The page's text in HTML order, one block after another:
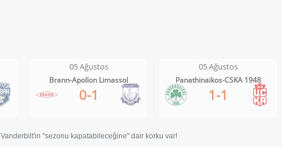
05 Ağustos
Brann-Apollon Limassol
0-1
05 Ağustos
Panathinaikos-CSKA 1948
1-1
Vanderbilt'in "sezonu kapatabileceğine" dair korku var!